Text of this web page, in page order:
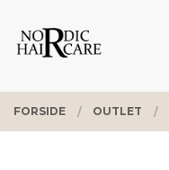
innholdet
PRODUKTER
FORSIDE OUTLET